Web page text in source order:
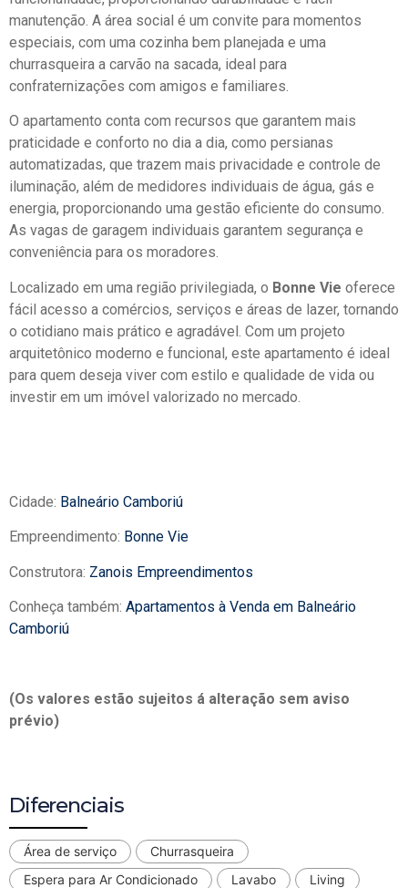
manutenção. A área social é um convite para momentos
especiais, com uma cozinha bem planejada e uma
churrasqueira a carvão na sacada, ideal para
confraternizações com amigos e familiares.
O apartamento conta com recursos que garantem mais
praticidade e conforto no dia a dia, como persianas
automatizadas, que trazem mais privacidade e controle de
iluminação, além de medidores individuais de água, gás e
energia, proporcionando uma gestão eficiente do consumo.
As vagas de garagem individuais garantem segurança e
conveniência para os moradores.
Localizado em uma região privilegiada, o Bonne Vie oferece
fácil acesso a comércios, serviços e áreas de lazer, tornando
o cotidiano mais prático e agradável. Com um projeto
arquitetônico moderno e funcional, este apartamento é ideal
para quem deseja viver com estilo e qualidade de vida ou
investir em um imóvel valorizado no mercado.
Cidade: Balneário Camboriú
Empreendimento: Bonne Vie
Construtora: Zanois Empreendimentos
Conheça também: Apartamentos à Venda em Balneário
Camboriú
(Os valores estão sujeitos á alteração sem aviso
prévio)
Diferenciais
Área de serviço
Churrasqueira
Espera para Ar Condicionado
Lavabo Living